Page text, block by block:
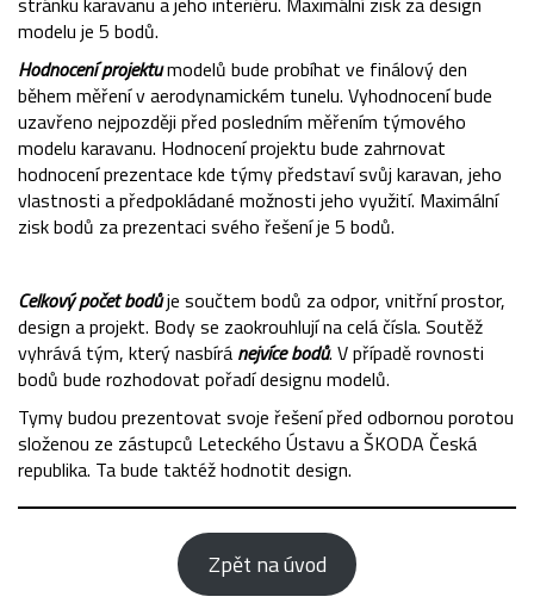
modelu je 5 bodů.
Hodnocení projektumodelů bude probíhat ve finálový den
během měření v aerodynamickém tunelu. Vyhodnocení bude
uzavřeno nejpozději před posledním měřením týmového
modelu karavanu. Hodnocení projektu bude zahrnovat
hodnocení prezentace kde týmy představí svůj karavan, jeho
vlastnosti a předpokládané možnosti jeho využití. Maximální
zisk bodů za prezentaci svého řešení je 5 bodů.
Celkový počet bodůje součtem bodů za odpor, vnitřní prostor,
design a projekt. Body se zaokrouhlují na celá čísla. Soutěž
vyhrává tým, který nasbírá nejvíce bodů. V případě rovnosti
bodů bude rozhodovat pořadí designu modelů.
Tymy budou prezentovat svoje řešení před odbornou porotou
složenou ze zástupců Leteckého Ústavu a ŠKODA Česká
republika. Ta bude taktéž hodnotit design.
Zpět na úvod